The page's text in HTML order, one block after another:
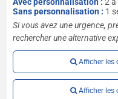
Sans personnalisation : 1
Si vous avez une urgence,
rechercher une alternative
Afficher les
Afficher les